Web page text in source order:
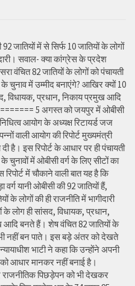
जातियों में से सिर्फ 10 जातियों के लोगों
सवाल- क्या कांग्रेस के प्रदेश
वंचित 82 जातियों के लोगों को पंचायती
चुनाव में उम्मीद बनाएंगे? आखिर क्यों 10
विधायक, प्रधान, निकाय प्रमुख आदि
5 अगस्त को जयपुर में ओबीसी
आयोग के अध्यक्ष रिटायर्ड जज
वाली आयोग की रिपोर्ट मुख्यमंत्री
है। इस रिपोर्ट के आधार पर ही पंचायती
चुनावों में ओबीसी वर्ग के लिए सीटों का
में चौकाने वाली बात यह है कि
यानी ओबीसी की 92 जातियों हैं,
के लोगों की ही राजनीति में भागीदारी
के लोग ही सांसद, विधायक, प्रधान,
आदि बनते हैं। शेष वंचित 82 जातियों के
नहीं बन पाते। इस बड़े अंतर को देखते
भाटी ने कहा कि उन्होंने अपनी
आधार मानकर नहीं बनाई है।
पिछड़ेपन को भी देखकर